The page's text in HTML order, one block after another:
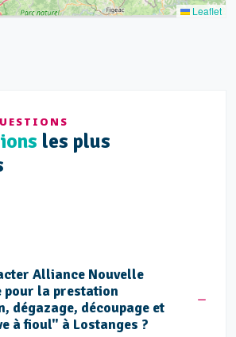
Leaflet
les plus
Alliance Nouvelle
pour la prestation
dégazage, découpage et
à fioul" à Lostanges ?